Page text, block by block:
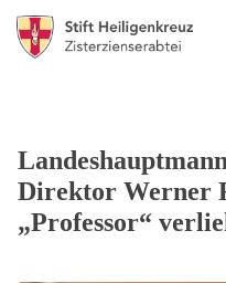
Direktor Werner
„Professor“